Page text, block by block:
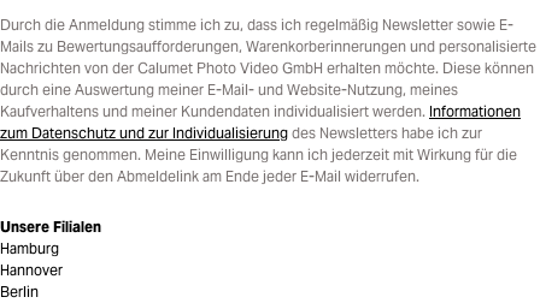
Durch die Anmeldung stimme ich zu, dass ich regelmäßig Newsletter sowie E-
Mails zu Bewertungsaufforderungen, Warenkorberinnerungen und personalisierte
Nachrichten von der Calumet Photo Video GmbH erhalten möchte. Diese können
durch eine Auswertung meiner E-Mail- und Website-Nutzung, meines
Kaufverhaltens und meiner Kundendaten individualisiert werden. Informationen
zum Datenschutz und zur Individualisierung des Newsletters habe ich zur
Kenntnis genommen. Meine Einwilligung kann ich jederzeit mit Wirkung für die
Zukunft über den Abmeldelink am Ende jeder E-Mail widerrufen.
Unsere Filialen
Hamburg
Hannover
Berlin